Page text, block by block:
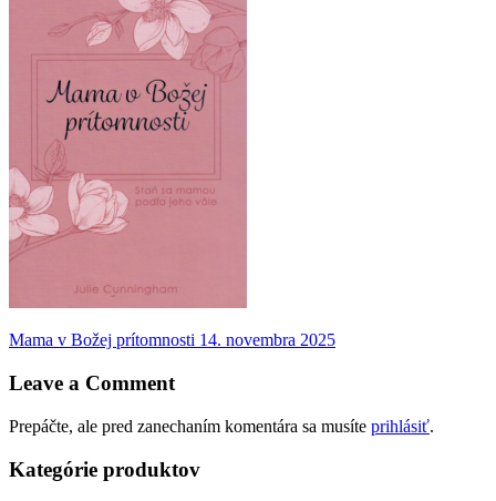
Navigácia
v
Mama v Božej prítomnosti Previous
14. novembra 2025
Leave a Comment
Prepáčte, ale pred zanechaním komentára sa musíte prihlásiť.
Kategórie produktov